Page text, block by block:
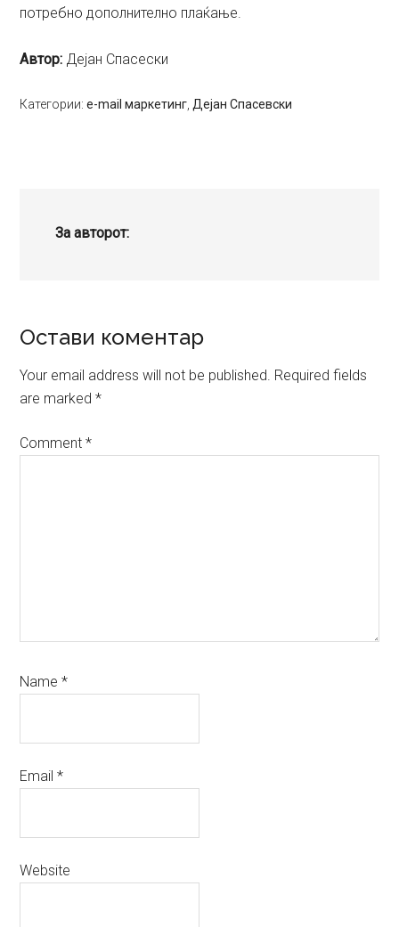
потребно дополнително плаќање.
Aвтор: Дејан Спасески
Категории:e-mail маркетинг Дејан Спасевски
За авторот:
Reader
Interactions
Остави коментар
Your email address will not be published. Required fields
are marked*
Comment*
Name*
Email*
Website